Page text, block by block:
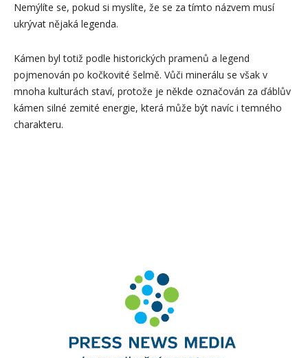
Nemýlíte se, pokud si myslíte, že se za tímto názvem musí
ukrývat nějaká legenda.
Kámen byl totiž podle historických pramenů a legend
pojmenován po kočkovité šelmě. Vůči minerálu se však v
mnoha kulturách staví, protože je někde označován za ďáblův
kámen silné zemité energie, která může být navíc i temného
charakteru.